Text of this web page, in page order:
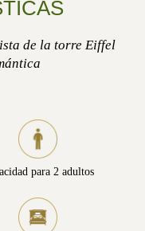
de la torre Eiffel
para 2 adultos